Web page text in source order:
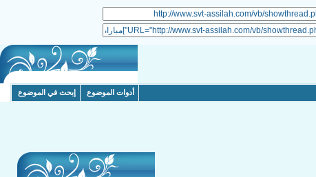
أدوات الموضوع إبحث في الموضوع